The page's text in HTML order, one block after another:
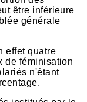
être inférieure
générale
effet quatre
de féminisation
n'étant